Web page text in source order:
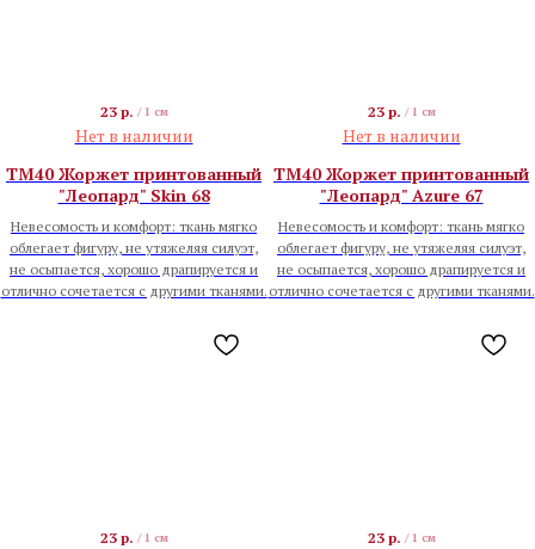
23 р. / 1 см
Нет в наличии
TM40 Жоржет принтованный
"Леопард" Skin 68
Невесомость и комфорт: ткань мягко
облегает фигуру, не утяжеляя силуэт,
не осыпается, хорошо драпируется и
отлично сочетается с другими тканями.
23 р. / 1 см
Нет в наличии
TM40 Жоржет принтованный
"Леопард" Azure 67
Невесомость и комфорт: ткань мягко
облегает фигуру, не утяжеляя силуэт,
не осыпается, хорошо драпируется и
отлично сочетается с другими тканями.
23 р. / 1 см 23 р. / 1 см